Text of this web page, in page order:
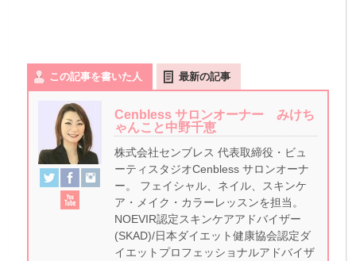
この記事を書いた人 最新の記事
Cenbless サロンオーナー みけち
ゃんこと中野千恵
株式会社センブレス 代表取締役・ビュ
ーティスタジオCenbless サロンオーナ
ー。 フェイシャル、ネイル、スキンケ
ア・メイク・カラーレッスンを担当。
NOEVIR認定スキンケアアドバイザー
(SKAD)/日本ダイエット健康協会認定ダ
イエットプロフェッショナルアドバイザ